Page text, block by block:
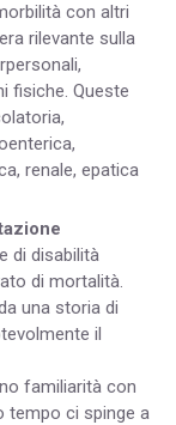
con altri
rilevante sulla
fisiche. Queste
renale, epatica
di disabilità
di mortalità.
una storia di
il
familiarità con
tempo ci spinge a